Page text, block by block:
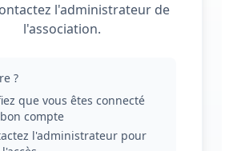
l'administrateur de
l'association.
?
que vous êtes connecté
compte
l'administrateur pour